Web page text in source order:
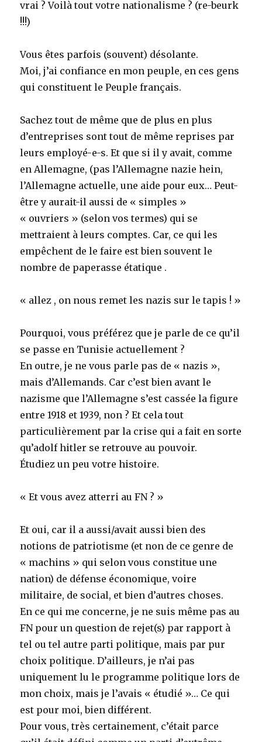
vrai ? Voilà tout votre nationalisme ? (re-beurk
!!!)
Vous êtes parfois (souvent) désolante.
Moi, j’ai confiance en mon peuple, en ces gens
qui constituent le Peuple français.
Sachez tout de même que de plus en plus
d’entreprises sont tout de même reprises par
leurs employé-e-s. Et que si il y avait, comme
en Allemagne, (pas l’Allemagne nazie hein,
l’Allemagne actuelle, une aide pour eux… Peut-
être y aurait-il aussi de « simples »
« ouvriers » (selon vos termes) qui se
mettraient à leurs comptes. Car, ce qui les
empêchent de le faire est bien souvent le
nombre de paperasse étatique .
« allez , on nous remet les nazis sur le tapis ! »
Pourquoi, vous préférez que je parle de ce qu’il
se passe en Tunisie actuellement ?
En outre, je ne vous parle pas de « nazis »,
mais d’Allemands. Car c’est bien avant le
nazisme que l’Allemagne s’est cassée la figure
entre 1918 et 1939, non ? Et cela tout
particulièrement par la crise qui a fait en sorte
qu’adolf hitler se retrouve au pouvoir.
Étudiez un peu votre histoire.
« Et vous avez atterri au FN ? »
Et oui, car il a aussi/avait aussi bien des
notions de patriotisme (et non de ce genre de
« machins » qui selon vous constitue une
nation) de défense économique, voire
militaire, de social, et bien d’autres choses.
En ce qui me concerne, je ne suis même pas au
FN pour un question de rejet(s) par rapport à
tel ou tel autre parti politique, mais par pur
choix politique. D’ailleurs, je n’ai pas
uniquement lu le programme politique lors de
mon choix, mais je l’avais « étudié »… Ce qui
est pour moi, bien différent.
Pour vous, très certainement, c’était parce